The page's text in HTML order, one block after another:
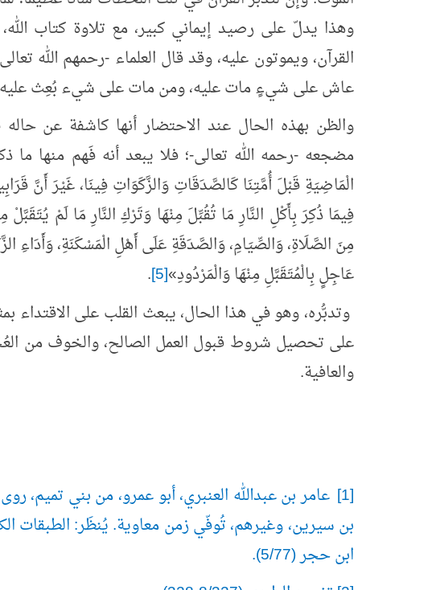
وهذا يدلّ على رصيد إيماني كبير، مع تلاوة كتاب
القرآن، ويموتون عليه، وقد قال العلماء -رحمهم الله
عاش على شيءٍ مات عليه، ومن مات على شيء بُعِث
والظن بهذه الحال عند الاحتضار أنها كاشفة عن
مضجعه -رحمه الله تعالى-؛ فلا يبعد أنه فَهم منها ما
الْمَاضِيَةِ قَبْلَ أُمَّتِنَا كَالصَّدَقَاتِ وَالزَّكَوَاتِ فِينَا، غَيْرَ أَنَّ
فِيمَا ذُكِرَ بِأَكْلِ النَّارِ مَا تُقُبِّلَ مِنْهَا وَتَرْكِ النَّارِ مَا لَمْ
مِنَ الصَّلَاةِ، وَالصِّيَامِ، وَالصَّدَقَةِ عَلَى أَهْلِ الْمَسْكَنَةِ، وَأَدَاءِ
عَاجِلٍ بِالْمُتَقَبَّلِ مِنْهَا وَالْمَرْدُودِ»[5]
.
وتدبُّره، وهو في هذا الحال، يبعث القلب على الاقتداء
على تحصيل شروط قبول العمل الصالح، والخوف من
والعافية.
[1] عامر بن عبدالله العنبري، أبو عمرو، من بني
ابن حجر (5/77).